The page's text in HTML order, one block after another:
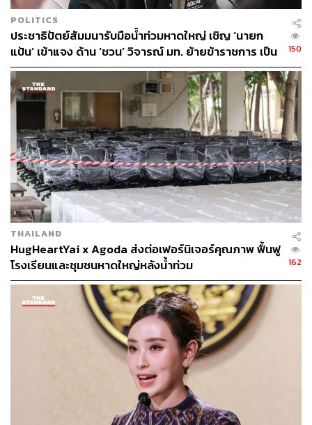
TAGS: น้ำท่วมแฟลตคลองจั่น แฟลตเคหะคลองจั่น
POLITICS
ประชาธิปัตย์สัมมนารับมือน้ำท่วมหาดใหญ่ เชิญ ‘นายก
แป้น’ เข้าแจง ด้าน ‘ชวน’ วิจารณ์ มท. ย้ายข้าราชการ เป็น
เหตุแก้อุทกภัยขาดประสิทธิภาพ
150
THAILAND
HugHeartYai x Agoda ส่งต่อเฟอร์นิเจอร์คุณภาพ ฟื้นฟู
โรงเรียนและชุมชนหาดใหญ่หลังน้ำท่วม
162